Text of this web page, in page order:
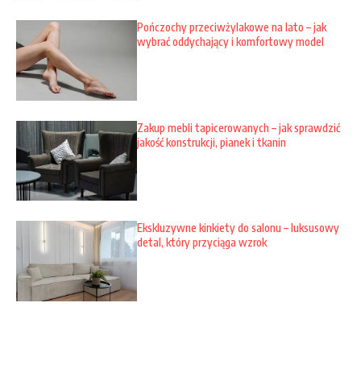
Pończochy przeciwżylakowe na lato – jak
wybrać oddychający i komfortowy model
Zakup mebli tapicerowanych – jak sprawdzić
jakość konstrukcji, pianek i tkanin
Ekskluzywne kinkiety do salonu – luksusowy
detal, który przyciąga wzrok